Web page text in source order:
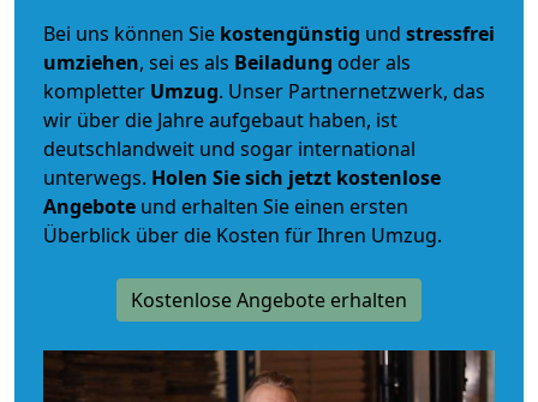
Bei uns können Sie kostengünstig und stressfrei
umziehen, sei es als Beiladung oder als
kompletter Umzug. Unser Partnernetzwerk, das
wir über die Jahre aufgebaut haben, ist
deutschlandweit und sogar international
unterwegs. Holen Sie sich jetzt kostenlose
Angebote und erhalten Sie einen ersten
Überblick über die Kosten für Ihren Umzug.
Kostenlose Angebote erhalten